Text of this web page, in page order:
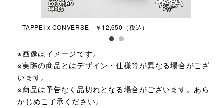
TAPPEI x CONVERSE ￥12,650（税込）
※画像はイメージです。
※実際の商品とはデザイン・仕様等が異なる場合がござ
います。
※商品は予告なく品切れとなる場合がございます。あら
かじめご了承ください。